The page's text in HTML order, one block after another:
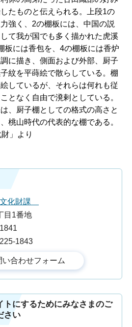
たものと伝えられる。上段1の
強く、2の棚板には、中国の説
て我が国でも多く描かれた虎溪
板には香包を、4の棚板には香炉
に描き、側面および外部、厨子
紋を平蒔絵で散らしている。棚
しているが、それらは何れも従
となく自由で溌剌としている。
、厨子棚としての格式の高さと
桃山時代の代表的な棚である。
」より
化財課
目1番地
1843
トにするためにみなさまのご
さい